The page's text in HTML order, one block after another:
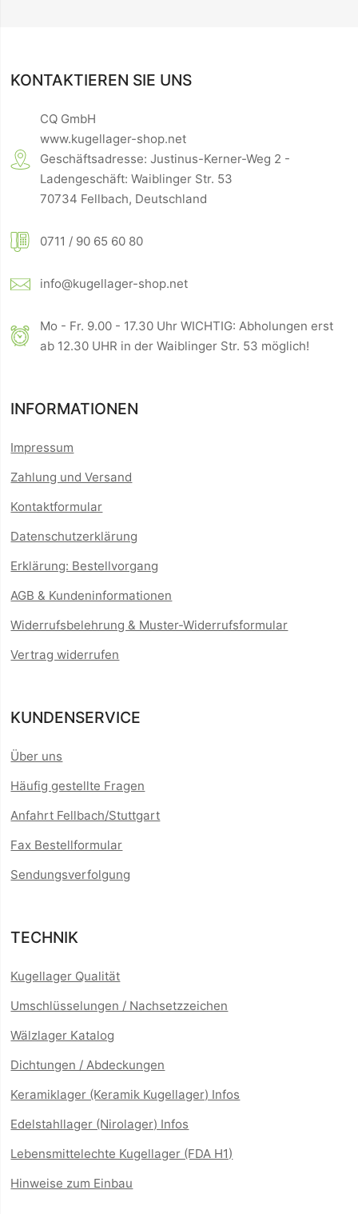
KONTAKTIEREN SIE UNS
CQ GmbH
www.kugellager-shop.net
Geschäftsadresse: Justinus-Kerner-Weg 2 -
Ladengeschäft: Waiblinger Str. 53
70734 Fellbach, Deutschland
0711 / 90 65 60 80
info@kugellager-shop.net
Mo - Fr. 9.00 - 17.30 Uhr WICHTIG: Abholungen erst
ab 12.30 UHR in der Waiblinger Str. 53 möglich!
INFORMATIONEN
Impressum
Zahlung und Versand
Kontaktformular
Datenschutzerklärung
Erklärung: Bestellvorgang
AGB & Kundeninformationen
Widerrufsbelehrung & Muster-Widerrufsformular
Vertrag widerrufen
KUNDENSERVICE
Über uns
Häufig gestellte Fragen
Anfahrt Fellbach/Stuttgart
Fax Bestellformular
Sendungsverfolgung
TECHNIK
Kugellager Qualität
Umschlüsselungen / Nachsetzzeichen
Wälzlager Katalog
Dichtungen / Abdeckungen
Keramiklager (Keramik Kugellager) Infos
Edelstahllager (Nirolager) Infos
Lebensmittelechte Kugellager (FDA H1)
Hinweise zum Einbau